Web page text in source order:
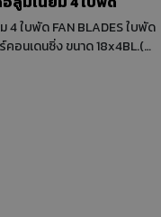
BLADES ใบพัด
อนเดนซิ่ง ขนาด 18x4BL.(A)